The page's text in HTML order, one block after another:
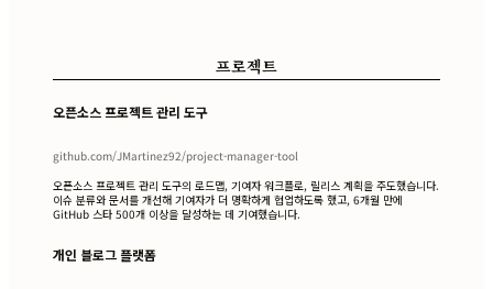
프로젝트
오픈소스 프로젝트 관리 도구
github.com/JMartinez92/project-manager-tool
오픈소스 프로젝트 관리 도구의 로드맵, 기여자 워크플로, 릴리스 계획을 주도했습니다.
이슈 분류와 문서를 개선해 기여자가 더 명확하게 협업하도록 했고, 6개월 만에
GitHub 스타 500개 이상을 달성하는 데 기여했습니다.
개인 블로그 플랫폼